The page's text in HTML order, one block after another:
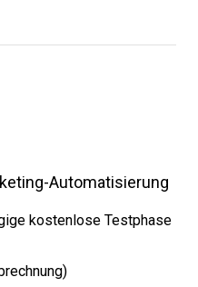
Automatisierung
kostenlose Testphase